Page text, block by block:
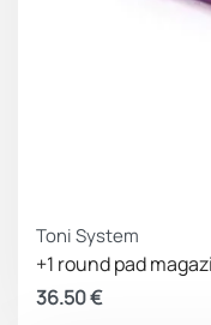
Toni System
+1 round pad
36.50€